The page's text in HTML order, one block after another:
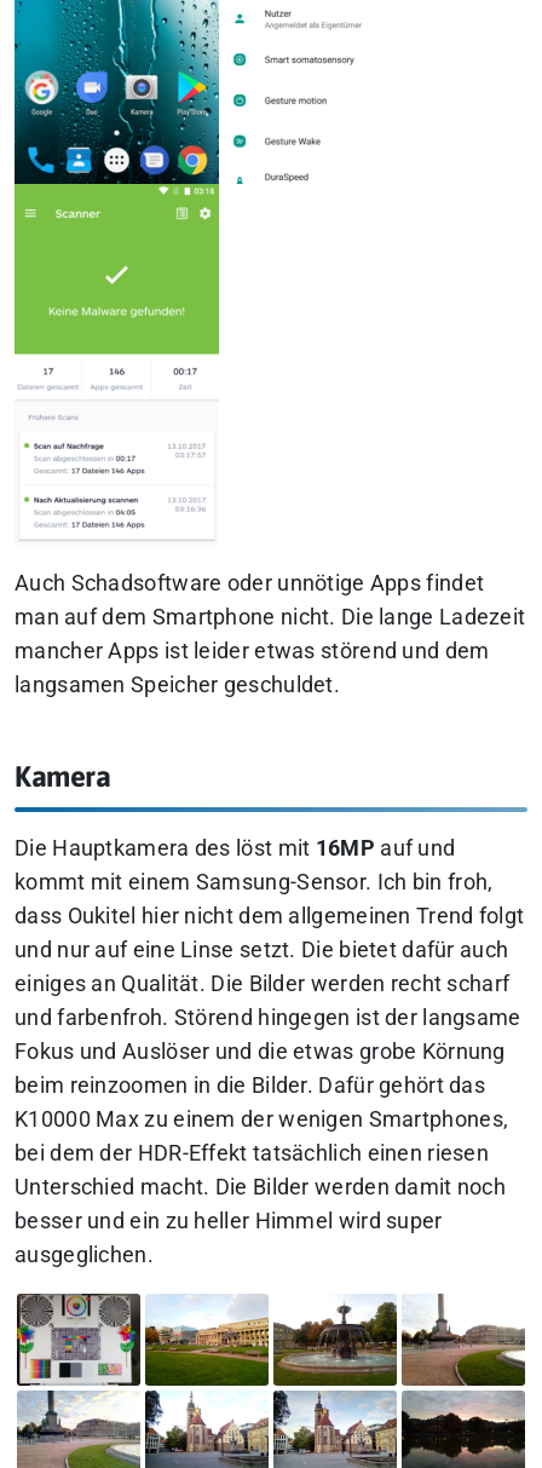
Auch Schadsoftware oder unnötige Apps findet
man auf dem Smartphone nicht. Die lange Ladezeit
mancher Apps ist leider etwas störend und dem
langsamen Speicher geschuldet.
Kamera
Die Hauptkamera des löst mit 16MP auf und
kommt mit einem Samsung-Sensor. Ich bin froh,
dass Oukitel hier nicht dem allgemeinen Trend folgt
und nur auf eine Linse setzt. Die bietet dafür auch
einiges an Qualität. Die Bilder werden recht scharf
und farbenfroh. Störend hingegen ist der langsame
Fokus und Auslöser und die etwas grobe Körnung
beim reinzoomen in die Bilder. Dafür gehört das
K10000 Max zu einem der wenigen Smartphones,
bei dem der HDR-Effekt tatsächlich einen riesen
Unterschied macht. Die Bilder werden damit noch
besser und ein zu heller Himmel wird super
ausgeglichen.